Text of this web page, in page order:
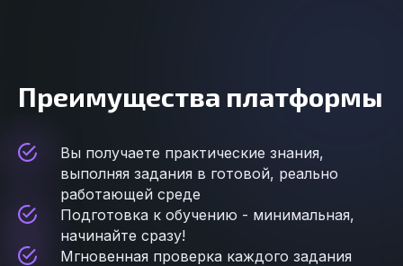
Преимущества платформы
Вы получаете практические знания,
выполняя задания в готовой, реально
работающей среде
Подготовка к обучению - минимальная,
начинайте сразу!
Мгновенная проверка каждого задания